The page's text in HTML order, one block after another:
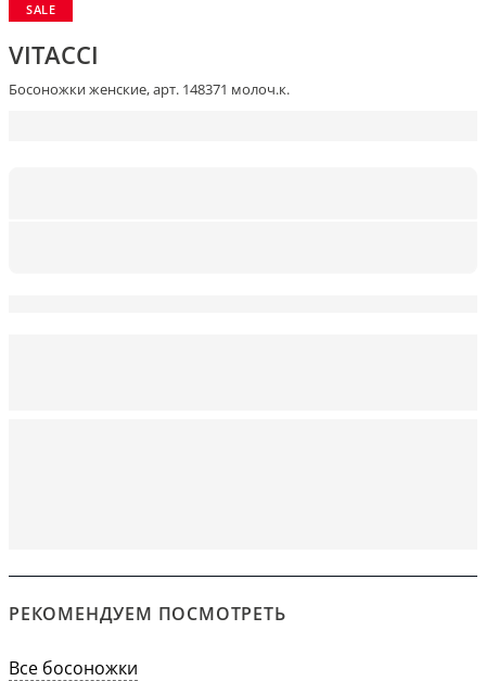
SALE
VITACCI
Босоножки женские, арт. 148371 молоч.к.
РЕКОМЕНДУЕМ ПОСМОТРЕТЬ
Все босоножки